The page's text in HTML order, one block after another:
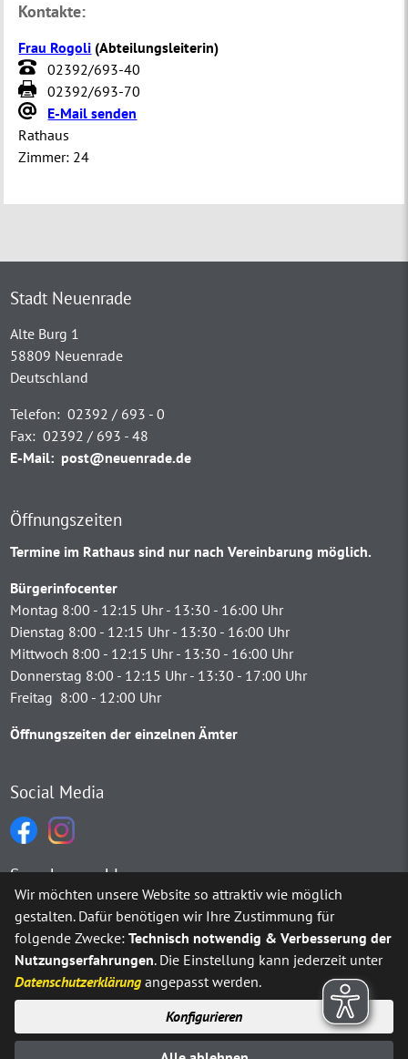
Kontakte:
Frau Rogoli (Abteilungsleiterin)
02392/693-40
02392/693-70
E-Mail senden
Rathaus
Zimmer: 24
Stadt Neuenrade
Alte Burg 1
58809 Neuenrade
Deutschland
Telefon: 02392 / 693 - 0
Fax: 02392 / 693 - 48
E-Mail: post@neuenrade.de
Öffnungszeiten
Termine im Rathaus sind nur nach Vereinbarung möglich.
Bürgerinfocenter
Montag 8:00 - 12:15 Uhr - 13:30 - 16:00 Uhr
Dienstag 8:00 - 12:15 Uhr - 13:30 - 16:00 Uhr
Mittwoch 8:00 - 12:15 Uhr - 13:30 - 16:00 Uhr
Donnerstag 8:00 - 12:15 Uhr - 13:30 - 17:00 Uhr
Freitag 8:00 - 12:00 Uhr
Öffnungszeiten der einzelnen Ämter
Social Media
Sprachauswahl
Möchten Sie vonGoogle Translate bereitgestellte externe
Ja Immer
Impressum Datenschutz
Wir möchten unsere Website so attraktiv wie möglich
gestalten. Dafür benötigen wir Ihre Zustimmung für
folgende Zwecke:Technisch notwendig & Verbesserung der
Nutzungserfahrungen. Die Einstellung kann jederzeit unter
Datenschutzerklärung angepasst werden.
Konfigurieren